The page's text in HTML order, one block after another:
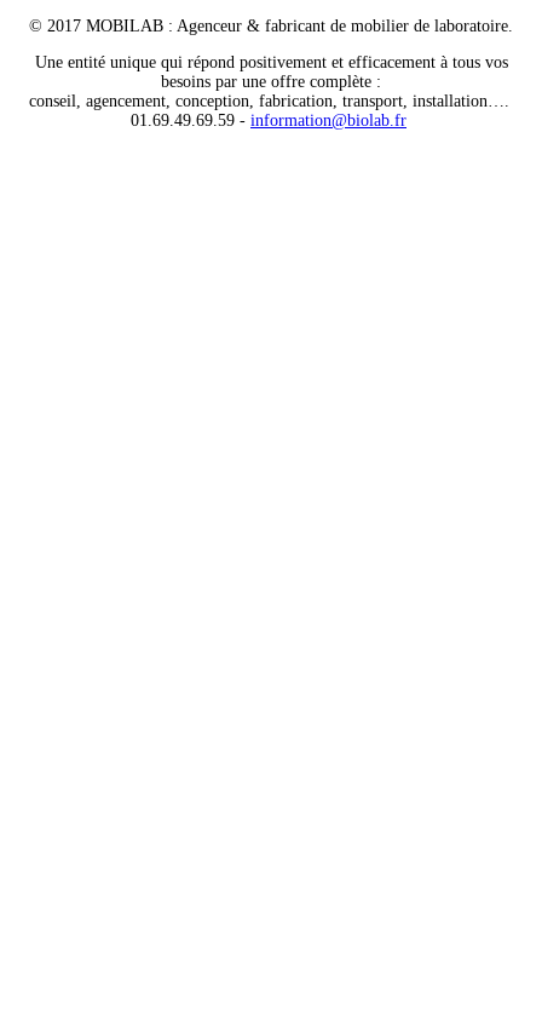
© 2017 MOBILAB : Agenceur & fabricant de mobilier de laboratoire.
Une entité unique qui répond positivement et efficacement à tous vos
besoins par une offre complète :
conseil, agencement, conception, fabrication, transport, installation….
01.69.49.69.59 - information@biolab.fr